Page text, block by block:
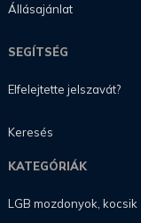
Állásajánlat
SEGÍTSÉG
Elfelejtette jelszavát?
Keresés
KATEGÓRIÁK
LGB mozdonyok, kocsik